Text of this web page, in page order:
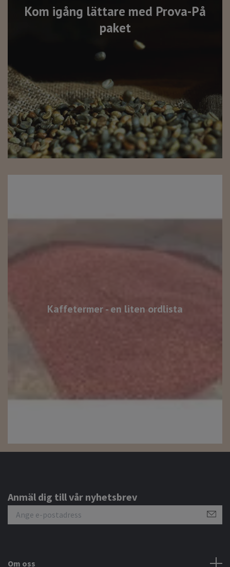
Kom igång lättare med Prova-På
paket
Kaffetermer - en liten ordlista
Anmäl dig till vår nyhetsbrev
Om oss